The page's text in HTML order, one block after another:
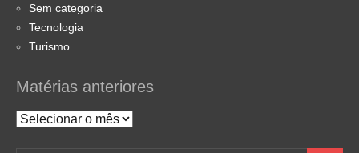
Sem categoria
Tecnologia
Turismo
Matérias anteriores
Matérias